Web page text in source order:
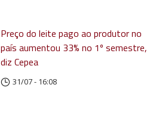
Preço do leite pago ao produtor no
país aumentou 33% no 1º semestre,
diz Cepea
31/07 - 16:08